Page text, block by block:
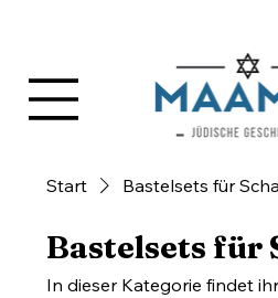
Start Bastelsets für
Bastelsets für
In dieser Kategorie findet